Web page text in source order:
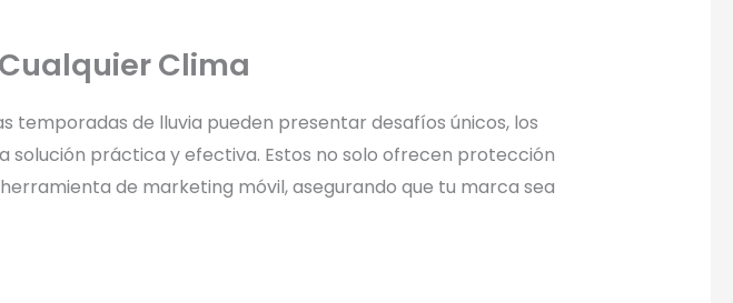
Clima
temporadas de lluvia pueden presentar desafíos únicos, los
práctica y efectiva. Estos no solo ofrecen protección
de marketing móvil, asegurando que tu marca sea